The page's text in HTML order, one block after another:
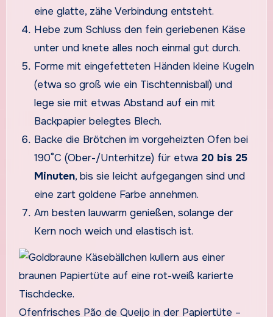
eine glatte, zähe Verbindung entsteht.
Hebe zum Schluss den fein geriebenen Käse
unter und knete alles noch einmal gut durch.
Forme mit eingefetteten Händen kleine Kugeln
(etwa so groß wie ein Tischtennisball) und
lege sie mit etwas Abstand auf ein mit
Backpapier belegtes Blech.
Backe die Brötchen im vorgeheizten Ofen bei
190°C (Ober-/Unterhitze) für etwa 20 bis 25
Minuten, bis sie leicht aufgegangen sind und
eine zart goldene Farbe annehmen.
Am besten lauwarm genießen, solange der
Kern noch weich und elastisch ist.
Ofenfrisches Pão de Queijo in der Papiertüte –